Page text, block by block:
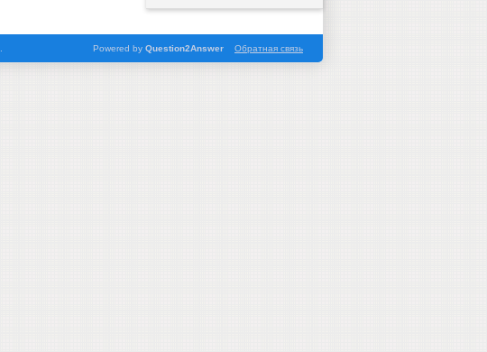
Обратная связь
Powered by Question2Answer